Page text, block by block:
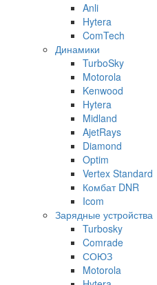
Anli
Hytera
ComTech
Динамики
TurboSky
Motorola
Kenwood
Hytera
Midland
AjetRays
Diamond
Optim
Vertex Standard
Комбат DNR
Icom
Зарядные устройства
Turbosky
Comrade
СОЮЗ
Motorola